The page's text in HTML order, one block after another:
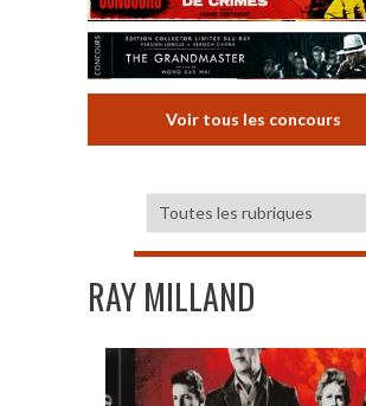
Voir tous les concours
RAY MILLAND